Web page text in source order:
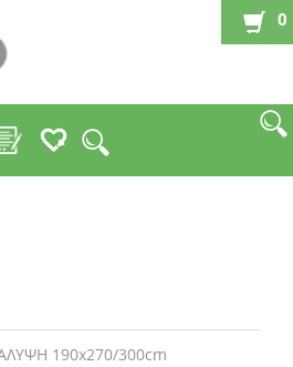
0
190x270/300cm